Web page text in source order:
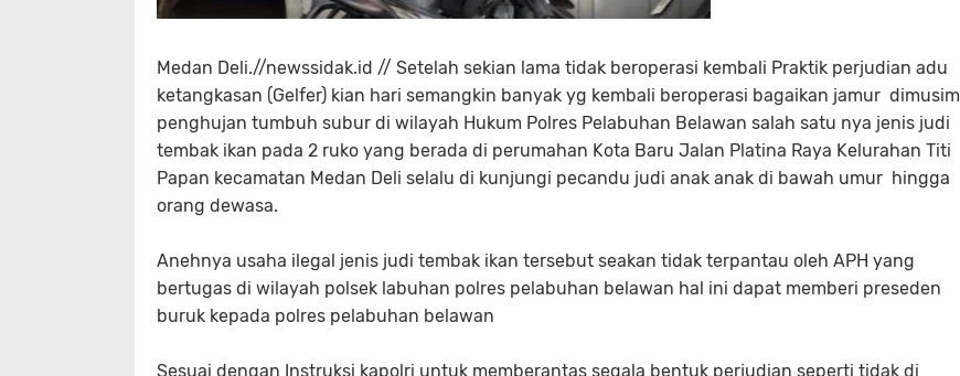
Medan Deli.//newssidak.id // Setelah sekian lama tidak beroperasi kembali Praktik perjudian adu
ketangkasan (Gelfer) kian hari semangkin banyak yg kembali beroperasi bagaikan jamur dimusim
penghujan tumbuh subur di wilayah Hukum Polres Pelabuhan Belawan salah satu nya jenis judi
tembak ikan pada 2 ruko yang berada di perumahan Kota Baru Jalan Platina Raya Kelurahan Titi
Papan kecamatan Medan Deli selalu di kunjungi pecandu judi anak anak di bawah umur hingga
orang dewasa.
Anehnya usaha ilegal jenis judi tembak ikan tersebut seakan tidak terpantau oleh APH yang
bertugas di wilayah polsek labuhan polres pelabuhan belawan hal ini dapat memberi preseden
buruk kepada polres pelabuhan belawan
Sesuai dengan Instruksi kapolri untuk memberantas segala bentuk perjudian seperti tidak di